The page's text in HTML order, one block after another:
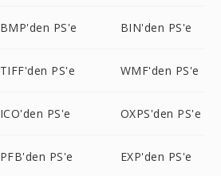
BMP'den PS'e BIN'den PS'e
TIFF'den PS'e WMF'den PS'e
ICO'den PS'e OXPS'den PS'e
PFB'den PS'e EXP'den PS'e